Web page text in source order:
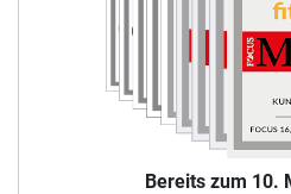
Bereits zum 10.